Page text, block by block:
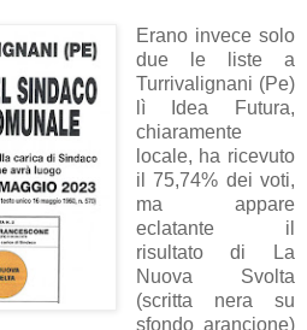
Erano invece solo
due le liste a
Turrivalignani (Pe)
lì Idea Futura,
chiaramente
locale, ha ricevuto
il 75,74% dei voti,
ma appare
eclatante il
risultato di La
Nuova Svolta
(scritta nera su
sfondo arancione)